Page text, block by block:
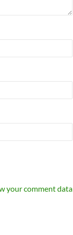
your comment data